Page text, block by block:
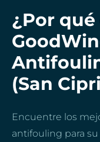
¿Por
(San
Encuentre los
antifouling para